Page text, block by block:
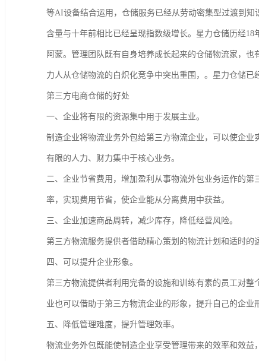
等AI设备结合运用，仓储服务已经从劳动密集型过渡到
含量与十年前相比已经呈现指数级增长。星力仓储历经
阿蒙。管理团队既有自身培养成长起来的仓储物流家，
力人从仓储物流的白炽化竞争中突出重围，。星力仓储已
第三方电商仓储的好处
一、企业将有限的资源集中用于发展主业。
制造企业将物流业务外包给第三方物流企业，可以使企
有限的人力、财力集中于核心业务。
二、企业节省费用，增加盈利从事物流外包业务运作的
率，实现费用节省，使企业能从分离费用中获益。
三、企业加速商品周转，减少库存，降低经营风险。
第三方物流服务提供者借助精心策划的物流计划和适时的
四、可以提升企业形象。
第三方物流提供者利用完备的设施和训练有素的员工对
业也可以借助于第三方物流企业的形象，提升自己的企业
五、降低管理难度，提升管理效率。
物流业务外包既能使制造企业享受管理带来的效率和效